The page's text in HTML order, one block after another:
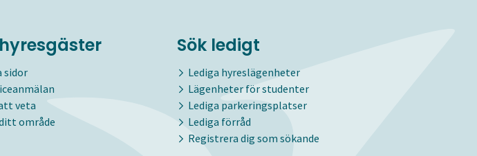
sidor
veta
område
Sök ledigt
Lediga hyreslägenheter
Lägenheter för studenter
Lediga parkeringsplatser
Lediga förråd
Registrera dig som sökande